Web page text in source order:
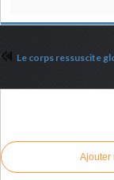
Le corps ressuscite
Ajouter